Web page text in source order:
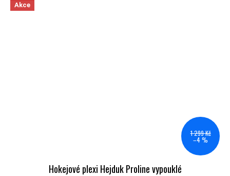
Akce
1 299 Kč
–4 %
Hokejové plexi Hejduk Proline vypouklé